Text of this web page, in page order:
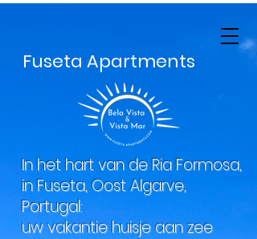
Fuseta Apartments
In het hart van de Ria Formosa,
in Fuseta, Oost Algarve,
Portugal:
uw vakantie huisje aan zee